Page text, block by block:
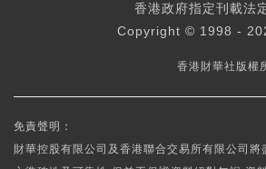
香港政府指定刊載法
Copyright © 1998 -
香港財華社版權
免責聲明：
財華控股有限公司及香港聯合交易所有限公司